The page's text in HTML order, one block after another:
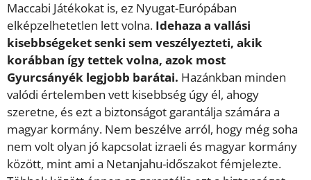
Maccabi Játékokat is, ez Nyugat-Európában
elképzelhetetlen lett volna. Idehaza a vallási
kisebbségeket senki sem veszélyezteti, akik
korábban így tettek volna, azok most
Gyurcsányék legjobb barátai. Hazánkban minden
valódi értelemben vett kisebbség úgy él, ahogy
szeretne, és ezt a biztonságot garantálja számára a
magyar kormány. Nem beszélve arról, hogy még soha
nem volt olyan jó kapcsolat izraeli és magyar kormány
között, mint ami a Netanjahu-időszakot fémjelezte.